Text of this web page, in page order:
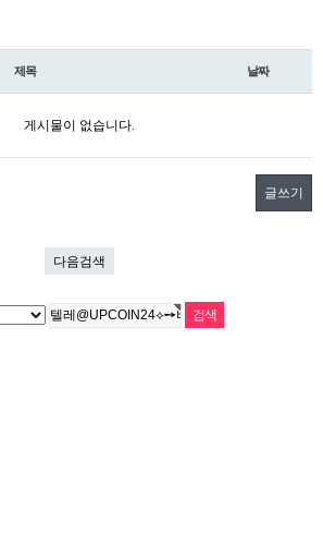
제목 날짜
게시물이 없습니다.
글쓰기
다음검색